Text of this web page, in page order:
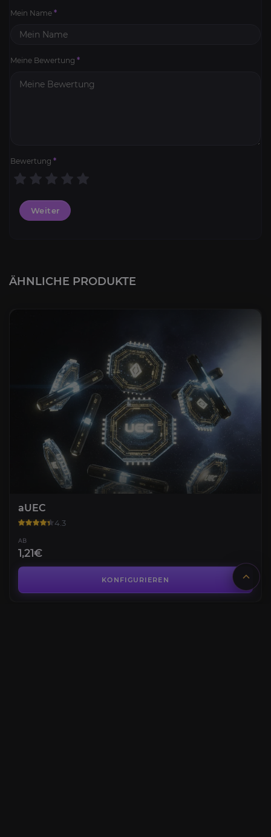
Mein Name *
Meine Bewertung *
Bewertung *
Weiter
ÄHNLICHE PRODUKTE
aUEC
4.3
AB
1,21€
KONFIGURIEREN